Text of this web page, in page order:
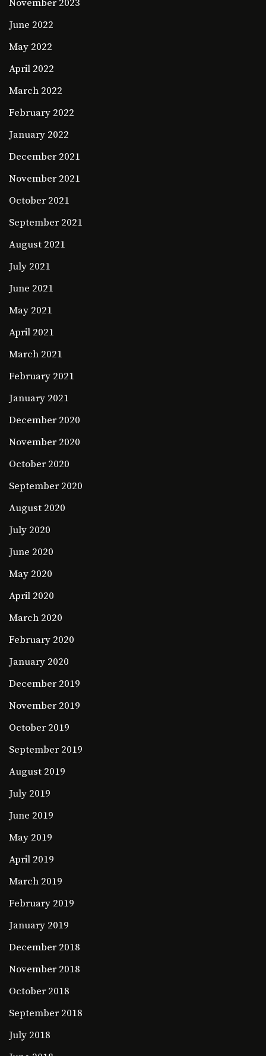
November 2023
June 2022
May 2022
April 2022
March 2022
February 2022
January 2022
December 2021
November 2021
October 2021
September 2021
August 2021
July 2021
June 2021
May 2021
April 2021
March 2021
February 2021
January 2021
December 2020
November 2020
October 2020
September 2020
August 2020
July 2020
June 2020
May 2020
April 2020
March 2020
February 2020
January 2020
December 2019
November 2019
October 2019
September 2019
August 2019
July 2019
June 2019
May 2019
April 2019
March 2019
February 2019
January 2019
December 2018
November 2018
October 2018
September 2018
July 2018